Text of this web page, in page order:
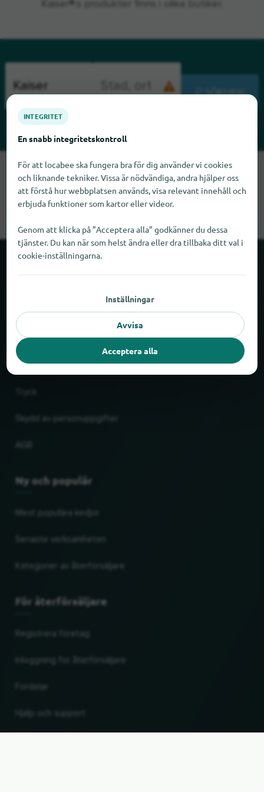
Kaiser®:s produkter finns i olika butiker.
SÖKNING
Tyvärr kan vi inte hitta Kaiser just nu. Om du vet var Kaiser
finns skulle vi bli glada om du meddelade oss det.
Partner
Rättslig
Ny och populär
Senaste verksamheten
Kategorier av återförsäljare
För återförsäljare
Inloggning för återförsäljare
Fördelar
INTEGRITET
En snabb integritetskontroll
För att locabee ska fungera bra för dig använder vi cookies
och liknande tekniker. Vissa är nödvändiga, andra hjälper oss
att förstå hur webbplatsen används, visa relevant innehåll och
erbjuda funktioner som kartor eller videor.
Genom att klicka på ”Acceptera alla” godkänner du dessa
tjänster. Du kan när som helst ändra eller dra tillbaka ditt val i
cookie-inställningarna.
Inställningar
Avvisa
Acceptera alla